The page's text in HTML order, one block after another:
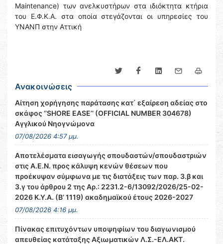
Maintenance) των ανελκυστήρων στα ιδιόκτητα κτήρια
του Ε.Φ.Κ.Α. στα οποία στεγάζονται οι υπηρεσίες του
ΥΝΑΝΠ στην Αττική
Ανακοινώσεις
Αίτηση χορήγησης παράτασης κατ΄ εξαίρεση αδείας στο
σκάφος ‘’SHORE EASE’’ (OFFICIAL NUMBER 304678)
Αγγλικού Νηογνώμονα
07/08/2026 4:57 μμ.
Αποτελέσματα εισαγωγής σπουδαστών/σπουδαστριών
στις Α.Ε.Ν. προς κάλυψη κενών θέσεων που
προέκυψαν σύμφωνα με τις διατάξεις των παρ. 3.β και
3.γ του άρθρου 2 της Αρ.: 2231.2-6/13092/2026/25-02-
2026 Κ.Υ.Α. (Β’ 1119) ακαδημαϊκού έτους 2026-2027
07/08/2026 4:16 μμ.
Πίνακας επιτυχόντων υποψηφίων του διαγωνισμού
απευθείας κατάταξης Αξιωματικών Λ.Σ.-ΕΛ.ΑΚΤ.